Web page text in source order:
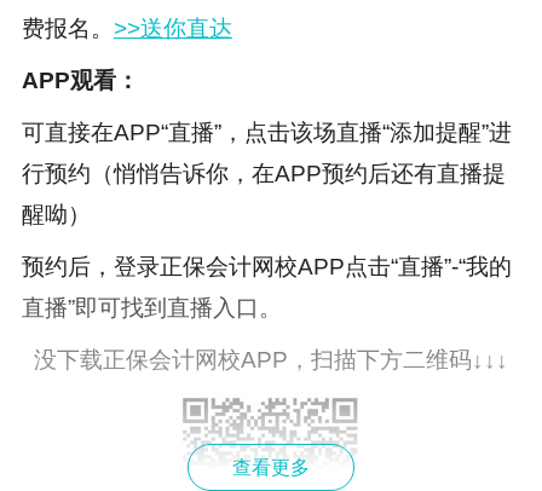
费报名。 >>送你直达
APP观看：
可直接在APP“直播”，点击该场直播“添加提醒”进
行预约（悄悄告诉你，在APP预约后还有直播提
醒呦）
预约后，登录正保会计网校APP点击“直播”-“我的
直播”即可找到直播入口。
没下载正保会计网校APP，扫描下方二维码↓↓↓
查看更多